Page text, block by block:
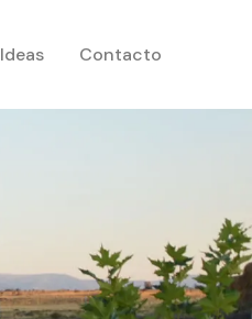
Ideas Contacto